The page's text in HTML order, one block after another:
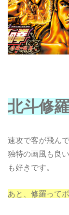
北斗修羅
速攻で客が飛ん
独特の画風も良
も好きです。
あと、修羅って